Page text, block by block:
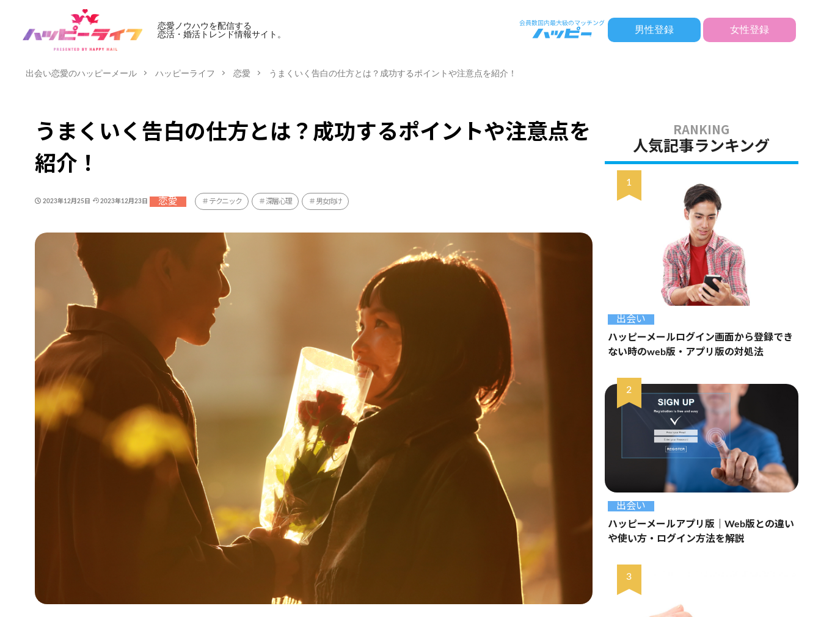
恋愛ノウハウを配信する
恋活・婚活トレンド情報サイト。
男性登録 女性登録
出会い恋愛のハッピーメール ハッピーライフ 恋愛 うまくいく告白の仕方とは？成功するポイントや注意点を紹介！
うまくいく告白の仕方とは？成功するポイントや注意点を
紹介！
2023年12月25日 2023年12月23日 恋愛 テクニック 深層心理 男女向け
人気記事ランキング
出会い
ハッピーメールログイン画面から登録でき
ない時のweb版・アプリ版の対処法
出会い
ハッピーメールアプリ版｜Web版との違い
や使い方・ログイン方法を解説